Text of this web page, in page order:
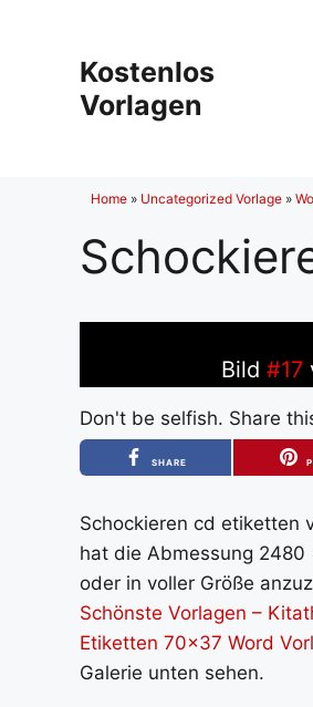
Kostenlos
Vorlagen
Home » Uncategorized Vorlage »
Bild #17
Don't be selfish. Share
SHARE
Schockieren cd etiketten
hat die Abmessung 2480
oder in voller Größe
Schönste Vorlagen –
Etiketten 70x37 Word
Galerie unten sehen.